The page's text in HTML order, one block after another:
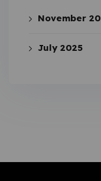
November
July 2025